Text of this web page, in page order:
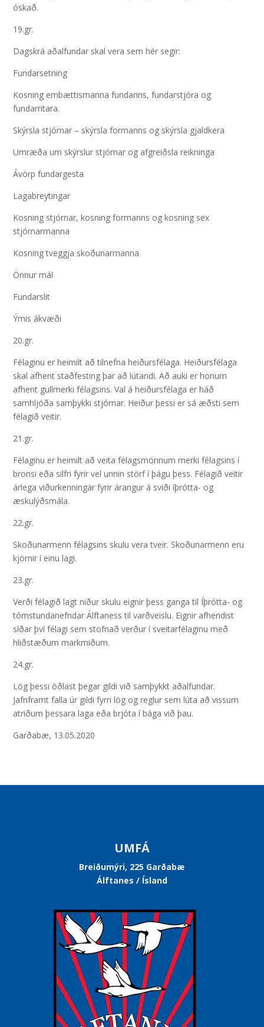
óskað.
19.gr.
Dagskrá aðalfundar skal vera sem hér segir:
Fundarsetning
Kosning embættismanna fundarins, fundarstjóra og
fundarritara.
Skýrsla stjórnar – skýrsla formanns og skýrsla gjaldkera
Umræða um skýrslur stjórnar og afgreiðsla reikninga
Ávörp fundargesta
Lagabreytingar
Kosning stjórnar, kosning formanns og kosning sex
stjórnarmanna
Kosning tveggja skoðunarmanna
Önnur mál
Fundarslit
Ýmis ákvæði
20.gr.
Félaginu er heimilt að tilnefna heiðursfélaga. Heiðursfélaga
skal afhent staðfesting þar að lútandi. Að auki er honum
afhent gullmerki félagsins. Val á heiðursfélaga er háð
samhljóða samþykki stjórnar. Heiður þessi er sá æðsti sem
félagið veitir.
21.gr.
Félaginu er heimilt að veita félagsmönnum merki félagsins í
bronsi eða silfri fyrir vel unnin störf í þágu þess. Félagið veitir
árlega viðurkenningar fyrir árangur á sviði íþrótta- og
æskulýðsmála.
22.gr.
Skoðunarmenn félagsins skulu vera tveir. Skoðunarmenn eru
kjörnir í einu lagi.
23.gr.
Verði félagið lagt niður skulu eignir þess ganga til Íþrótta- og
tómstundanefndar Álftaness til varðveislu. Eignir afhendist
síðar því félagi sem stofnað verður í sveitarfélaginu með
hliðstæðum markmiðum.
24.gr.
Lög þessi öðlast þegar gildi við samþykkt aðalfundar.
Jafnframt falla úr gildi fyrri lög og reglur sem lúta að vissum
atriðum þessara laga eða brjóta í bága við þau.
Garðabæ, 13.05.2020
UMFÁ
Breiðumýri, 225 Garðabæ
Álftanes / Ísland